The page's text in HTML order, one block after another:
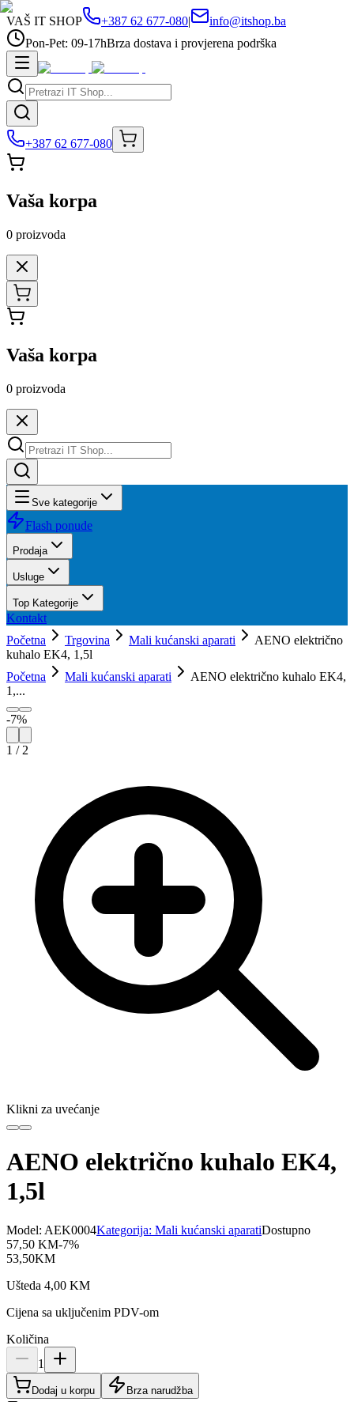
VAŠ IT SHOP +387 62 677-080|
info@itshop.ba
Pon-Pet: 09-17hBrza dostava i provjerena podrška
+387 62 677-080
Vaša korpa
0 proizvoda
Vaša korpa
0 proizvoda
Sve kategorije
Flash ponude
Prodaja
Usluge
Top Kategorije
Kontakt
Početna
Trgovina Mali kućanski aparati
AENO električno
kuhalo EK4, 1,5l
Početna
Mali kućanski aparati
AENO električno kuhalo EK4,
1,...
-7%
1 / 2
Klikni za uvećanje
AENO električno kuhalo EK4,
1,5l
Model: AEK0004Kategorija: Mali kućanski aparatiDostupno
57,50 KM-7%
53,50KM
Ušteda 4,00 KM
Cijena sa uključenim PDV-om
Količina
1
Dodaj u korpu Brza narudžba